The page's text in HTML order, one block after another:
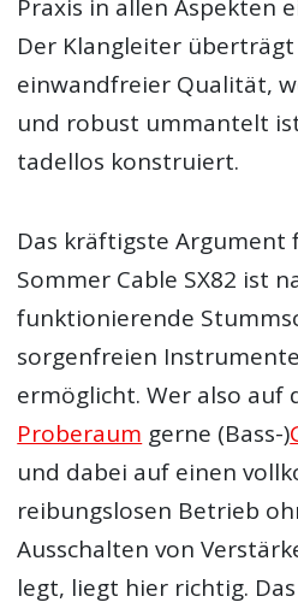
Praxis in allen Aspekten
Der Klangleiter
einwandfreier Qualität,
und robust ummantelt
tadellos konstruiert.
Das kräftigste Argument
Sommer Cable SX82 ist
funktionierende
sorgenfreien
ermöglicht. Wer also auf
Proberaum gerne (Bass-)
und dabei auf einen
reibungslosen Betrieb
Ausschalten von
legt, liegt hier richtig.